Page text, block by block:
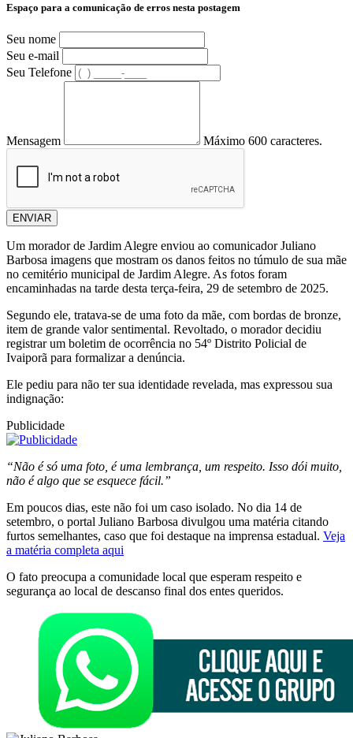
Espaço para a comunicação de erros nesta postagem
Seu nome
Seu e-mail
Seu Telefone
Mensagem Máximo 600 caracteres.
ENVIAR
Um morador de Jardim Alegre enviou ao comunicador Juliano
Barbosa imagens que mostram os danos feitos no túmulo de sua mãe
no cemitério municipal de Jardim Alegre. As fotos foram
encaminhadas na tarde desta terça-feira, 29 de setembro de 2025.
Segundo ele, tratava-se de uma foto da mãe, com bordas de bronze,
item de grande valor sentimental. Revoltado, o morador decidiu
registrar um boletim de ocorrência no 54º Distrito Policial de
Ivaiporã para formalizar a denúncia.
Ele pediu para não ter sua identidade revelada, mas expressou sua
indignação:
Publicidade
“Não é só uma foto, é uma lembrança, um respeito. Isso dói muito,
não é algo que se esquece fácil.”
Em poucos dias, este não foi um caso isolado. No dia 14 de
setembro, o portal Juliano Barbosa divulgou uma matéria citando
furtos semelhantes, caso que foi destaque na imprensa estadual. Veja
a matéria completa aqui
O fato preocupa a comunidade local que esperam respeito e
segurança ao local de descanso final dos entes queridos.